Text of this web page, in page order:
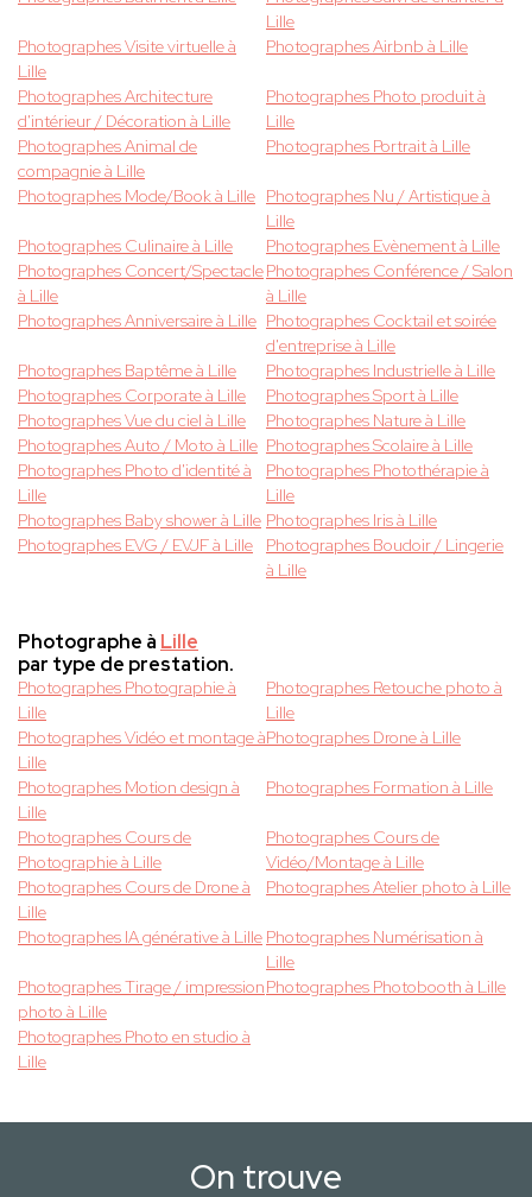
Lille
Photographes Visite virtuelle à
Lille
Photographes Airbnb à Lille
Photographes Architecture
d'intérieur / Décoration à Lille
Photographes Photo produit à
Lille
Photographes Animal de
compagnie à Lille
Photographes Portrait à Lille
Photographes Mode/Book à Lille Photographes Nu / Artistique à
Lille
Photographes Culinaire à Lille
Photographes Evènement à Lille
Photographes Concert/Spectacle
à Lille
Photographes Conférence / Salon
à Lille
Photographes Anniversaire à Lille Photographes Cocktail et soirée
d'entreprise à Lille
Photographes Baptême à Lille
Photographes Industrielle à Lille
Photographes Corporate à Lille
Photographes Sport à Lille
Photographes Vue du ciel à Lille
Photographes Nature à Lille
Photographes Auto / Moto à Lille Photographes Scolaire à Lille
Photographes Photo d'identité à
Lille
Photographes Photothérapie à
Lille
Photographes Baby shower à Lille Photographes Iris à Lille
Photographes EVG / EVJF à Lille
Photographes Boudoir / Lingerie
à Lille
Photographe à Lille
par type de prestation.
Photographes Photographie à
Lille
Photographes Retouche photo à
Lille
Photographes Vidéo et montage à
Lille
Photographes Drone à Lille
Photographes Motion design à
Lille
Photographes Formation à Lille
Photographes Cours de
Photographie à Lille
Photographes Cours de
Vidéo/Montage à Lille
Photographes Cours de Drone à
Lille
Photographes Atelier photo à Lille
Photographes IA générative à Lille Photographes Numérisation à
Lille
Photographes Tirage / impression
photo à Lille
Photographes Photobooth à Lille
Photographes Photo en studio à
Lille
On trouve